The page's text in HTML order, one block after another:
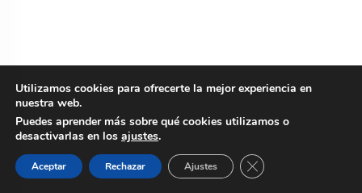
Copyright© 2026 Fresh Mentoring SLU.
Todos los derechos reservados
Política de Privacidad
Utilizamos cookies para ofrecerte la mejor experiencia en
nuestra web.
Puedes aprender más sobre qué cookies utilizamos o
desactivarlas en los ajustes.
Aceptar Rechazar Ajustes Cerrar el banner de